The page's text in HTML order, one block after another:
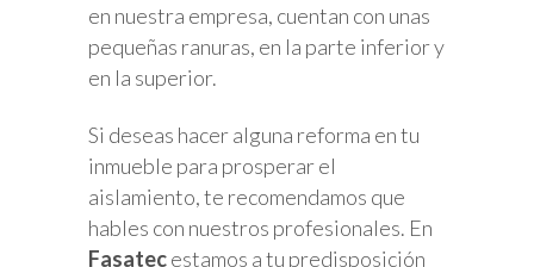
en nuestra empresa, cuentan con unas
pequeñas ranuras, en la parte inferior y
en la superior.
Si deseas hacer alguna reforma en tu
inmueble para prosperar el
aislamiento, te recomendamos que
hables con nuestros profesionales. En
Fasatecestamos a tu predisposición